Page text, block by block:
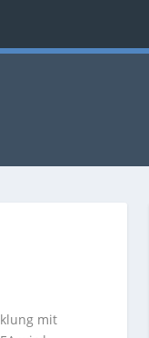
mit